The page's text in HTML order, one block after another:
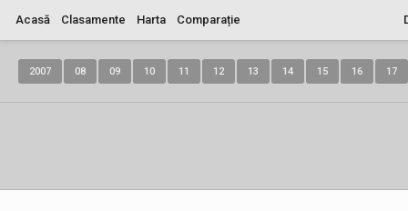
Acasă Clasamente Harta Comparație
2007 08 09 10 11 12 13 14 15 16 17